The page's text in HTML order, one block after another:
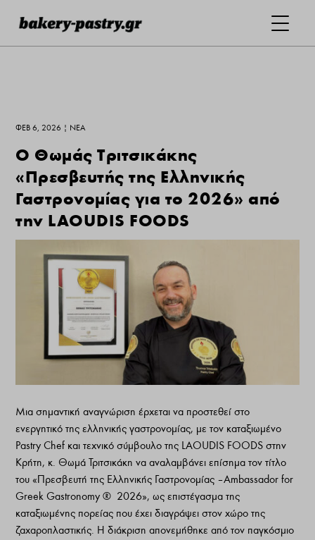
ΦΕΒ 6, 2026 | ΝΕΑ
Ο Θωμάς Τριτσικάκης
«Πρεσβευτής της Ελληνικής
Γαστρονομίας για το 2026» από
την LAOUDIS FOODS
Μια σημαντική αναγνώριση έρχεται να προστεθεί στο
ενεργητικό της ελληνικής γαστρονομίας, με τον καταξιωμένο
Pastry Chef και τεχνικό σύμβουλο της LAOUDIS FOODS στην
Κρήτη, κ. Θωμά Τριτσικάκη να αναλαμβάνει επίσημα τον τίτλο
του «Πρεσβευτή της Ελληνικής Γαστρονομίας – Ambassador for
Greek Gastronomy ® 2026», ως επιστέγασμα της
καταξιωμένης πορείας που έχει διαγράψει στον χώρο της
ζαχαροπλαστικής. Η διάκριση απονεμήθηκε από τον παγκόσμιο